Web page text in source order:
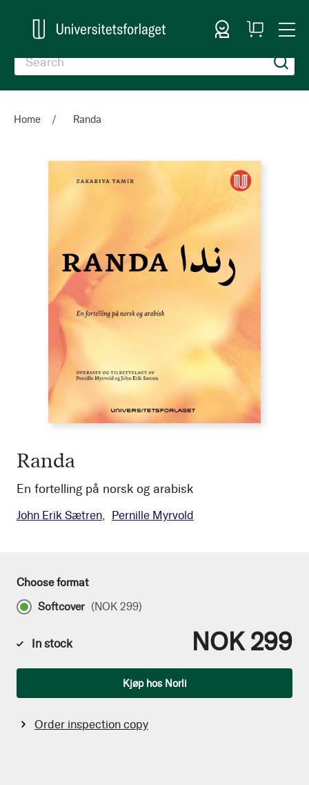
Sign In
My
Cart
Home Randa
Randa
En fortelling på norsk og arabisk
John Erik Sætren Pernille Myrvold
Choose format
Softcover (NOK 299)
In stock NOK 299
Kjøp hos Norli
Order inspection copy